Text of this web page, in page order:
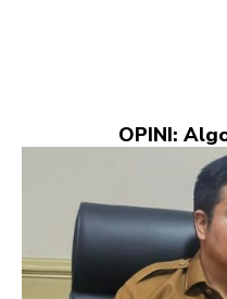
OPINI: